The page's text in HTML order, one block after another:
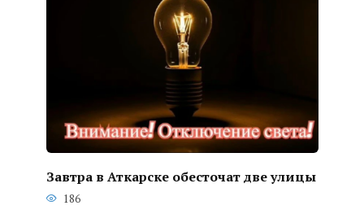
Завтра в Аткарске обесточат две улицы
186